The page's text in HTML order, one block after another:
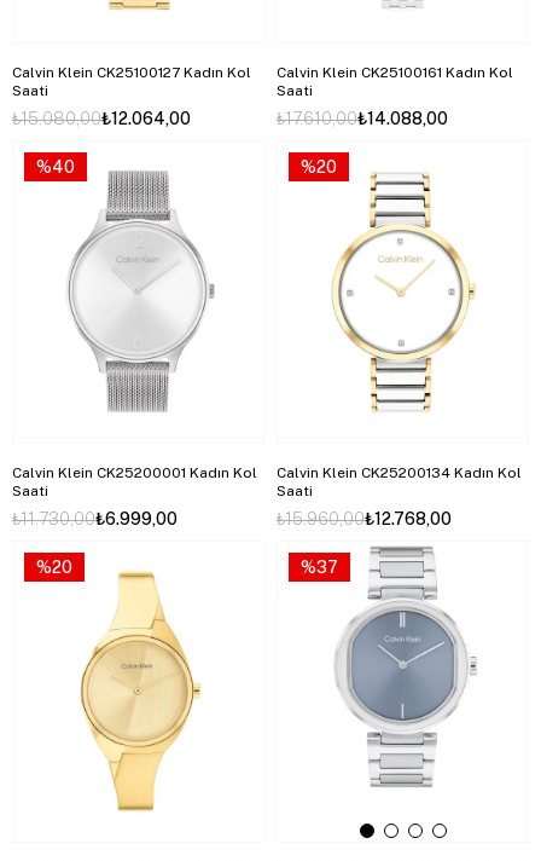
Calvin Klein CK25100127 Kadın Kol
Saati
₺12.064,00
₺15.080,00
Calvin Klein CK25100161 Kadın Kol
Saati
₺14.088,00
₺17.610,00
Calvin Klein CK25200001 Kadın Kol
Saati
₺6.999,00
₺11.730,00
%40
Calvin Klein CK25200134 Kadın Kol
Saati
₺12.768,00
₺15.960,00
%20
%20 %37